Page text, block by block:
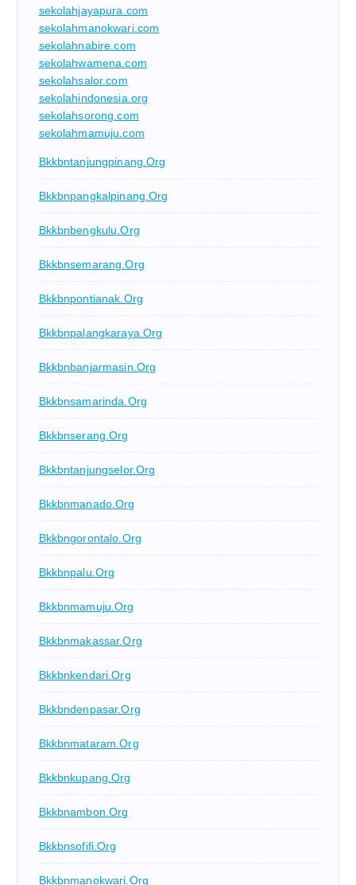
sekolahjayapura.com
sekolahmanokwari.com
sekolahnabire.com
sekolahwamena.com
sekolahsalor.com
sekolahindonesia.org
sekolahsorong.com
sekolahmamuju.com
Bkkbntanjungpinang.org
Bkkbnpangkalpinang.org
Bkkbnbengkulu.org
Bkkbnsemarang.org
Bkkbnpontianak.org
Bkkbnpalangkaraya.org
Bkkbnbanjarmasin.org
Bkkbnsamarinda.org
Bkkbnserang.org
Bkkbntanjungselor.org
Bkkbnmanado.org
Bkkbngorontalo.org
Bkkbnpalu.org
Bkkbnmamuju.org
Bkkbnmakassar.org
Bkkbnkendari.org
Bkkbndenpasar.org
Bkkbnmataram.org
Bkkbnkupang.org
Bkkbnambon.org
Bkkbnsofifi.org
Bkkbnmanokwari.org